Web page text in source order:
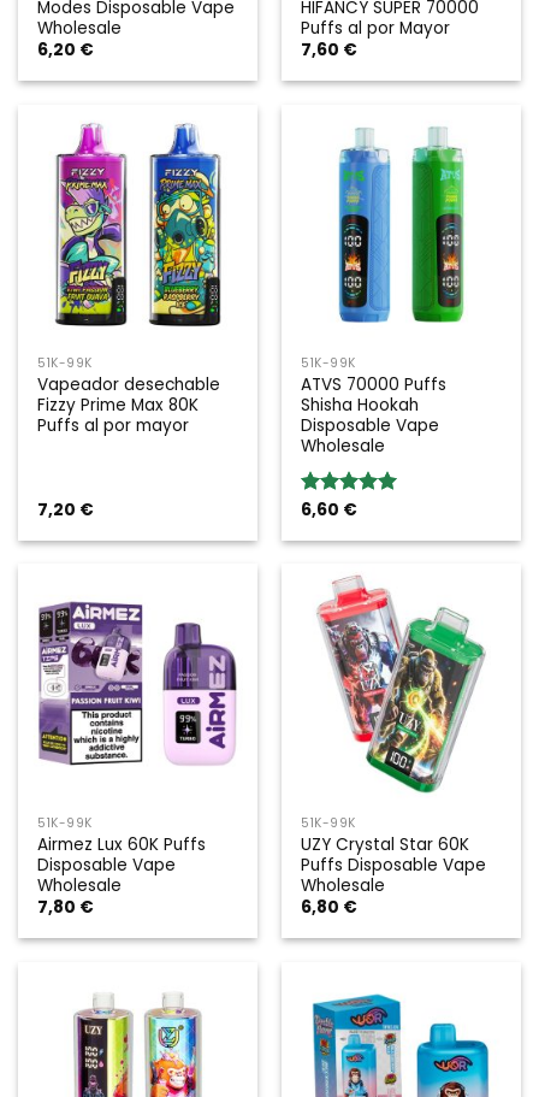
Modes Disposable Vape
Wholesale
6,20 €
HIFANCY SUPER 70000
Puffs al por Mayor
7,60 €
51K-99K
Vapeador desechable
Fizzy Prime Max 80K
Puffs al por mayor
7,20 €
51K-99K
ATVS 70000 Puffs
Shisha Hookah
Disposable Vape
Wholesale
Valoración:
5
6,60 €
51K-99K
Airmez Lux 60K Puffs
Disposable Vape
Wholesale
7,80 €
51K-99K
UZY Crystal Star 60K
Puffs Disposable Vape
Wholesale
6,80 €